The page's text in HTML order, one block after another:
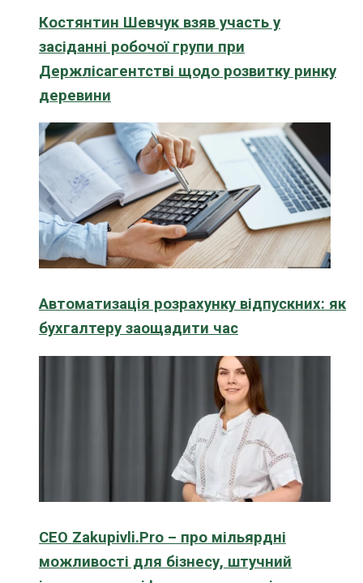
Костянтин Шевчук взяв участь у
засіданні робочої групи при
Держлісагентстві щодо розвитку ринку
деревини
Автоматизація розрахунку відпускних: як
бухгалтеру заощадити час
CEO Zakupivli.Pro – про мільярдні
можливості для бізнесу, штучний